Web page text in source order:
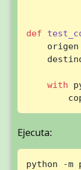
def
with
Ejecuta:
python -